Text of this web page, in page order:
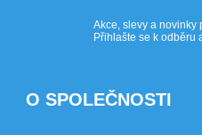
Akce, slevy a novinky
Přihlašte se k odběru
O SPOLEČNOSTI